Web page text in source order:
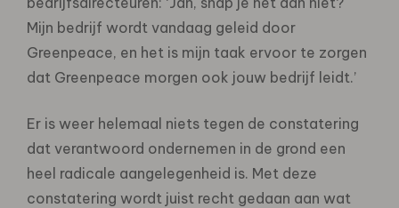
Mijn bedrijf wordt vandaag geleid door
Greenpeace, en het is mijn taak ervoor te zorgen
dat Greenpeace morgen ook jouw bedrijf leidt.’
Er is weer helemaal niets tegen de constatering
dat verantwoord ondernemen in de grond een
heel radicale aangelegenheid is. Met deze
constatering wordt juist recht gedaan aan wat